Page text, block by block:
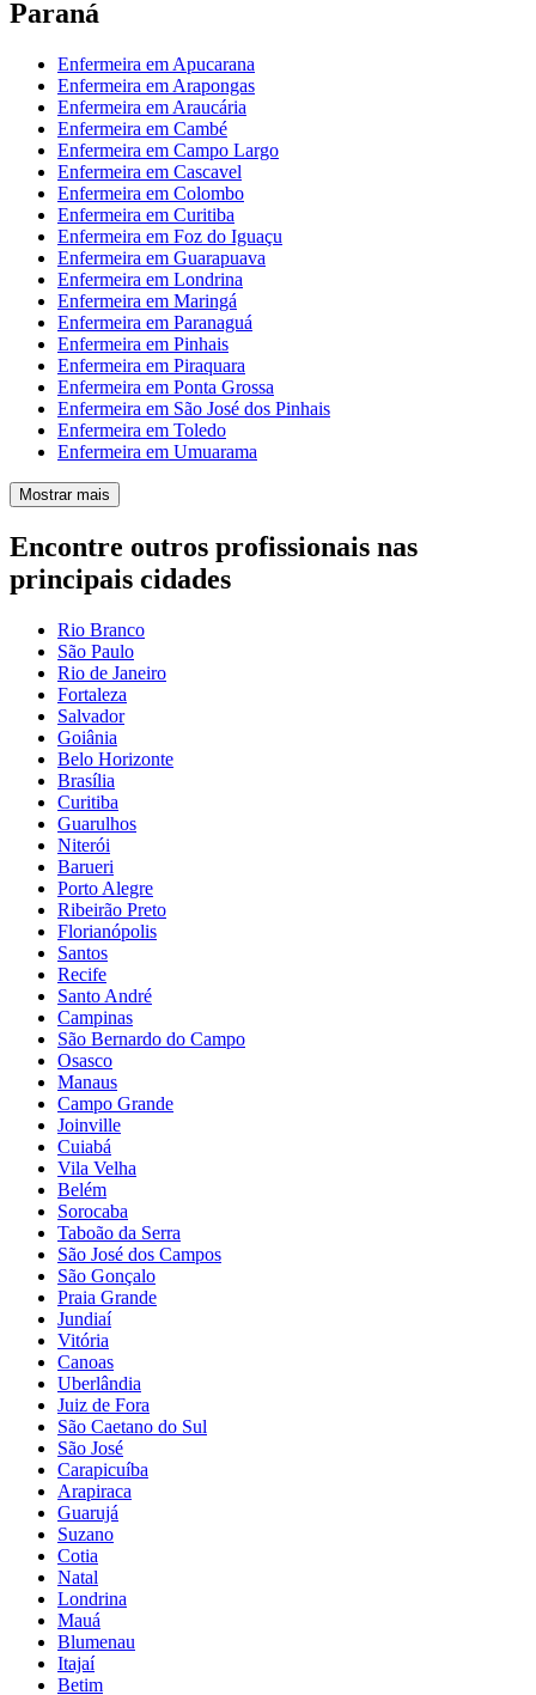
Paraná
Enfermeira em Apucarana
Enfermeira em Arapongas
Enfermeira em Araucária
Enfermeira em Cambé
Enfermeira em Campo Largo
Enfermeira em Cascavel
Enfermeira em Colombo
Enfermeira em Curitiba
Enfermeira em Foz do Iguaçu
Enfermeira em Guarapuava
Enfermeira em Londrina
Enfermeira em Maringá
Enfermeira em Paranaguá
Enfermeira em Pinhais
Enfermeira em Piraquara
Enfermeira em Ponta Grossa
Enfermeira em São José dos Pinhais
Enfermeira em Toledo
Enfermeira em Umuarama
Mostrar mais
Encontre outros profissionais nas
principais cidades
Rio Branco
São Paulo
Rio de Janeiro
Fortaleza
Salvador
Goiânia
Belo Horizonte
Brasília
Curitiba
Guarulhos
Niterói
Barueri
Porto Alegre
Ribeirão Preto
Florianópolis
Santos
Recife
Santo André
Campinas
São Bernardo do Campo
Osasco
Manaus
Campo Grande
Joinville
Cuiabá
Vila Velha
Belém
Sorocaba
Taboão da Serra
São José dos Campos
São Gonçalo
Praia Grande
Jundiaí
Vitória
Canoas
Uberlândia
Juiz de Fora
São Caetano do Sul
São José
Carapicuíba
Arapiraca
Guarujá
Suzano
Cotia
Natal
Londrina
Mauá
Blumenau
Itajaí
Betim